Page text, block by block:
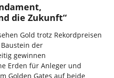
die Zukunft“
Gold trotz Rekordpreisen
der
gewinnen
Erden für Anleger und
Golden Gates auf beide